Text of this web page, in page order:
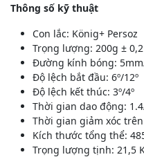
Thông số kỹ thuật
Con lắc: König+ Persoz
Trọng lượng: 200g ±
Đường kính bóng:
Độ lệch bắt đầu: 6º/12º
Độ lệch kết thúc: 3º/4º
Thời gian dao động:
Thời gian giảm xóc
Kích thước tổng thể:
Trọng lượng tịnh: 21,5